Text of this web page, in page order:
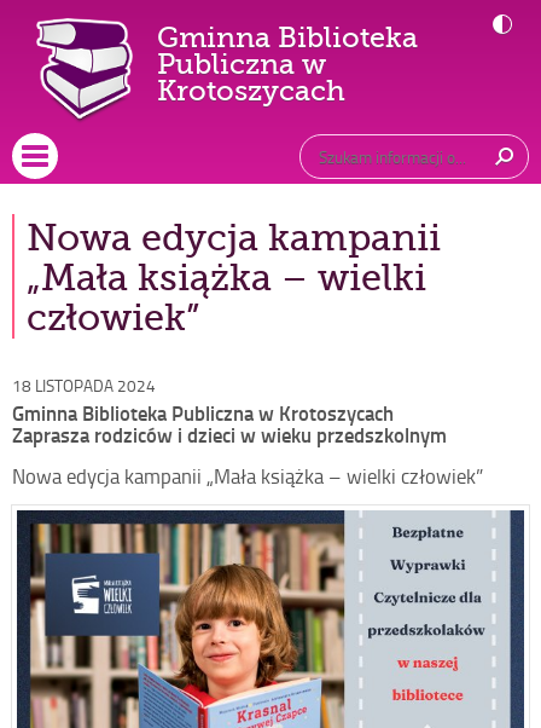
Gminna Biblioteka
Publiczna w
Krotoszycach-
edycja
kampanii
książka
–
wielki
Wyszukiwarka
Tutaj
wpisz
szukaną
Główne
Otwórz menu główne
Nowa edycja kampanii
„Mała książka – wielki
człowiek”
Opublikowano
w
dniu
18 LISTOPADA 2024
Gminna Biblioteka Publiczna w Krotoszycach
Zaprasza rodziców i dzieci w wieku przedszkolnym
Nowa edycja kampanii „Mała książka – wielki człowiek”